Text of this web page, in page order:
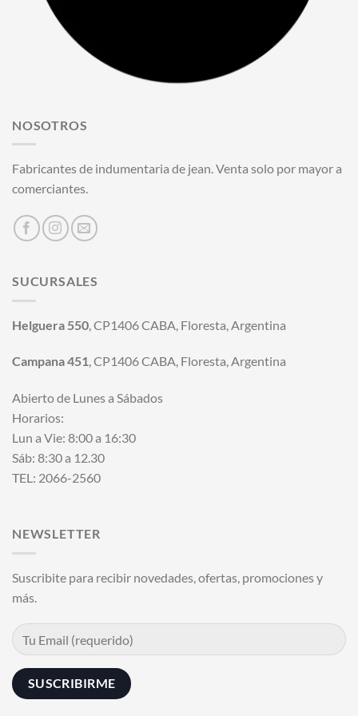
NOSOTROS
Fabricantes de indumentaria de jean. Venta solo por mayor a
comerciantes.
SUCURSALES
Helguera 550 , CP1406 CABA, Floresta, Argentina
Campana 451, CP1406 CABA, Floresta, Argentina
Abierto de Lunes a Sábados
Horarios:
Lun a Vie: 8:00 a 16:30
Sáb: 8:30 a 12.30
TEL: 2066-2560
NEWSLETTER
Suscribite para recibir novedades, ofertas, promociones y
más.